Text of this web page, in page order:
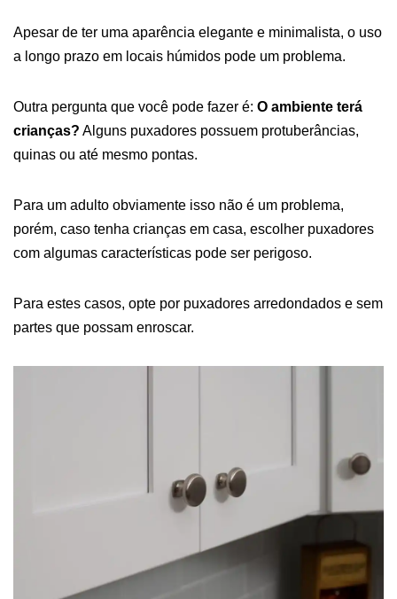
Apesar de ter uma aparência elegante e minimalista, o uso
a longo prazo em locais húmidos pode um problema.
Outra pergunta que você pode fazer é: O ambiente terá
crianças? Alguns puxadores possuem protuberâncias,
quinas ou até mesmo pontas.
Para um adulto obviamente isso não é um problema,
porém, caso tenha crianças em casa, escolher puxadores
com algumas características pode ser perigoso.
Para estes casos, opte por puxadores arredondados e sem
partes que possam enroscar.